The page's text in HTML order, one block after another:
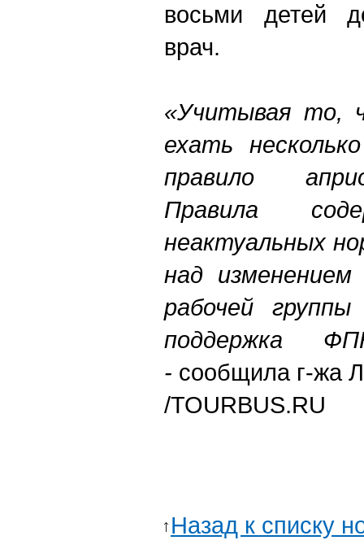
восьми детей
врач.
«Учитывая то,
ехать
правило
Правила
неактуальных
над
рабочей
поддержка
- сообщила г-жа
/TOURBUS.RU
Назад к списку